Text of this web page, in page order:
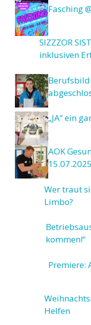
Fasching
SIZZZOR
inklusiven
„JA“ ein
AOK
15.07.2025
Wer traut
Limbo?
kommen!“
Premiere:
Helfen